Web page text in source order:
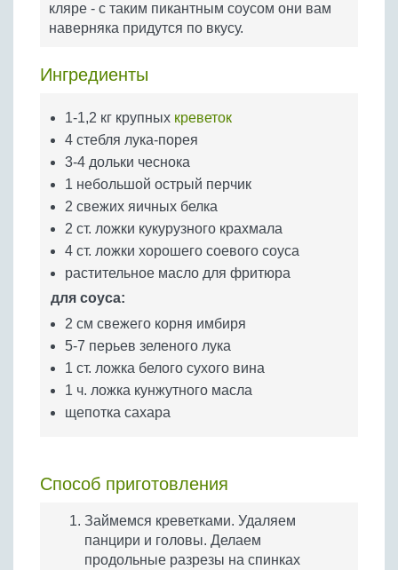
Бобовые
Яйца
кляре - с таким пикантным соусом они вам
наверняка придутся по вкусу.
Ингредиенты
1-1,2 кг крупных креветок
4 стебля лука-порея
3-4 дольки чеснока
1 небольшой острый перчик
2 свежих яичных белка
2 ст. ложки кукурузного крахмала
4 ст. ложки хорошего соевого соуса
растительное масло для фритюра
для соуса:
2 см свежего корня имбиря
5-7 перьев зеленого лука
1 ст. ложка белого сухого вина
1 ч. ложка кунжутного масла
щепотка сахара
Способ приготовления
Займемся креветками. Удаляем
панцири и головы. Делаем
продольные разрезы на спинках